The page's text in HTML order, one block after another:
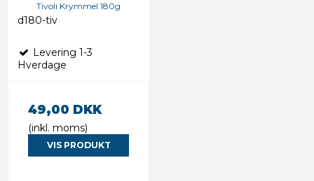
Tivoli Krymmel 180g
d180-tiv
Levering 1-3
Hverdage
49,00 DKK
(inkl. moms)
VIS PRODUKT